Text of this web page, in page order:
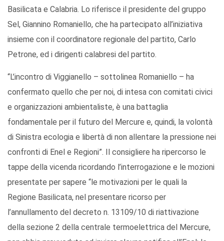
Basilicata e Calabria. Lo riferisce il presidente del gruppo
Sel, Giannino Romaniello, che ha partecipato all’iniziativa
insieme con il coordinatore regionale del partito, Carlo
Petrone, ed i dirigenti calabresi del partito.
“L’incontro di Viggianello – sottolinea Romaniello – ha
confermato quello che per noi, di intesa con comitati civici
e organizzazioni ambientaliste, è una battaglia
fondamentale per il futuro del Mercure e, quindi, la volontà
di Sinistra ecologia e libertà di non allentare la pressione nei
confronti di Enel e Regioni”. Il consigliere ha ripercorso le
tappe della vicenda ricordando l’interrogazione e le mozioni
presentate per sapere “le motivazioni per le quali la
Regione Basilicata, nel presentare ricorso per
l’annullamento del decreto n. 13109/10 di riattivazione
della sezione 2 della centrale termoelettrica del Mercure,